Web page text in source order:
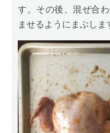
す。その後、混ぜ合
ませるようにまぶしま